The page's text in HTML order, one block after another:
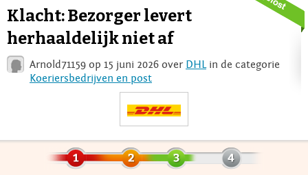
Voor Bedrijven
Login
Klacht: Bezorger levert
herhaaldelijk niet af
Arnold71159 op 15 juni 2026 over DHL in de categorie
Koeriersbedrijven en post